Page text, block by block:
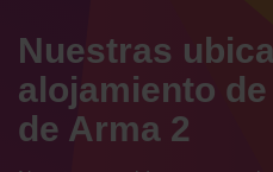
Nuestras
alojamiento
de Arma 2